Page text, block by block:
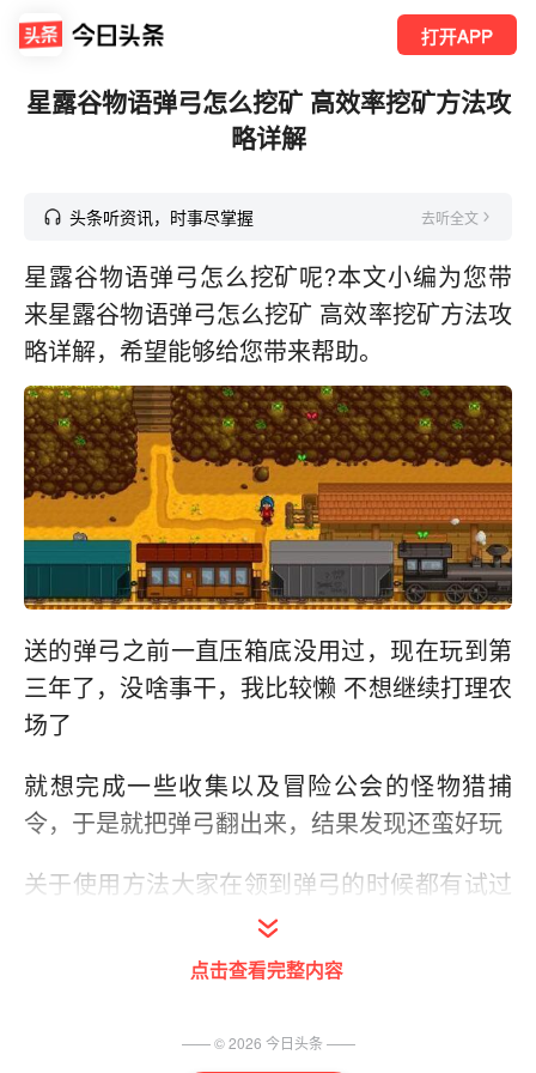
打开APP
星露谷物语弹弓怎么挖矿 高效率挖矿方法攻
略详解
头条听资讯，时事尽掌握 去听全文
星露谷物语弹弓怎么挖矿呢?本文小编为您带
来星露谷物语弹弓怎么挖矿 高效率挖矿方法攻
略详解，希望能够给您带来帮助。
送的弹弓之前一直压箱底没用过，现在玩到第
三年了，没啥事干，我比较懒 不想继续打理农
场了
就想完成一些收集以及冒险公会的怪物猎捕
令，于是就把弹弓翻出来，结果发现还蛮好玩
关于使用方法大家在领到弹弓的时候都有试过
吧，反方向鼠标拉扯动作发射炸药
几个小说明，若有错误欢迎指出和补充：
1.炸药：可以自己合成(1铁锭+2煤合成5个);也
点击查看完整内容
—— ©2026 今日头条 ——